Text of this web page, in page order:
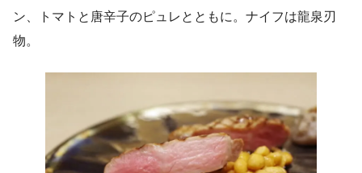
ン、トマトと唐辛子のピュレとともに。ナイフは龍泉刃
物。